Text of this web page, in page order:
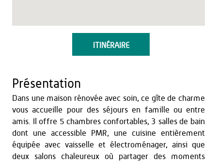
ITINÉRAIRE
Présentation
Dans une maison rénovée avec soin, ce gîte de charme
vous accueille pour des séjours en famille ou entre
amis. Il offre 5 chambres confortables, 3 salles de bain
dont une accessible PMR, une cuisine entièrement
équipée avec vaisselle et électroménager, ainsi que
deux salons chaleureux où partager des moments